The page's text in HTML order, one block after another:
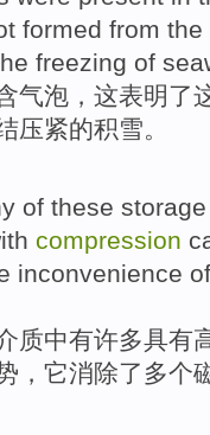
formed from the
freezing of
气泡 ，这表明了
压紧的积雪。
of these storage
compression
inconvenience of
质中有许多具有
， 它消除了 多个